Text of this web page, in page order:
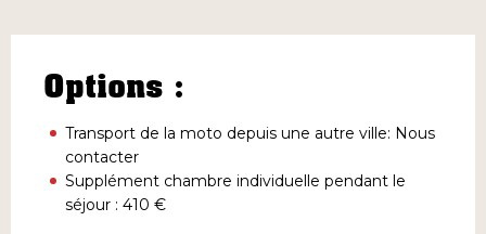
Options :
Transport de la moto depuis une autre ville: Nous
contacter
Supplément chambre individuelle pendant le
séjour : 410 €